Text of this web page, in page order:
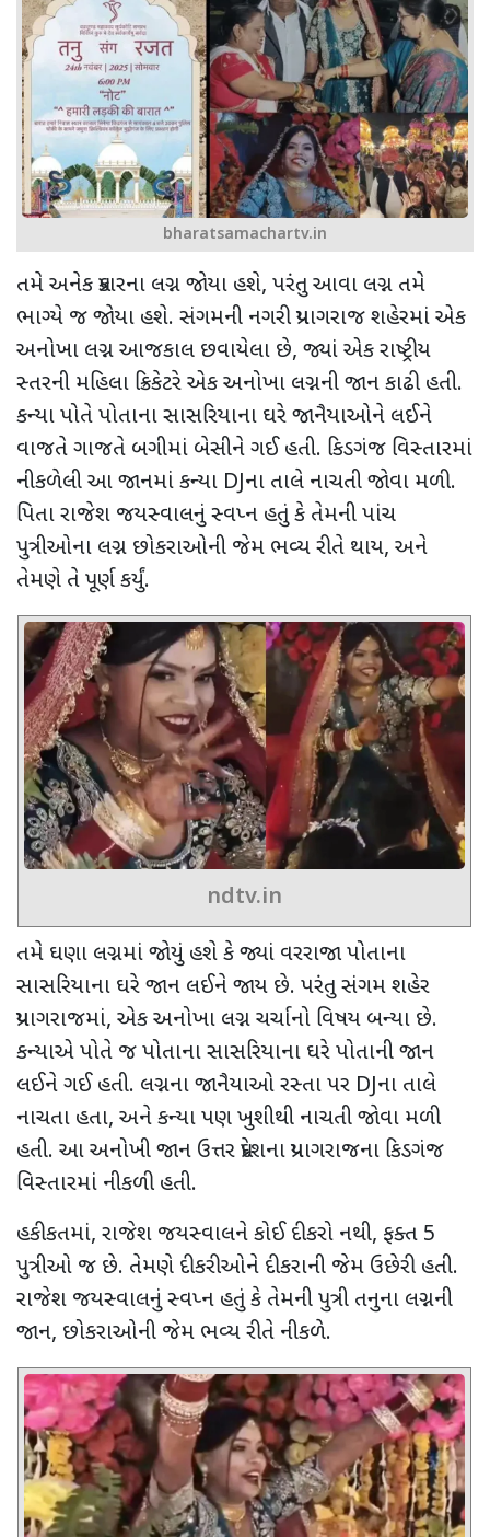
bharatsamachartv.in
તમે અનેક પ્રકારના લગ્ન જોયા હશે, પરંતુ આવા લગ્ન તમે
ભાગ્યે જ જોયા હશે. સંગમની નગરી પ્રયાગરાજ શહેરમાં એક
અનોખા લગ્ન આજકાલ છવાયેલા છે, જ્યાં એક રાષ્ટ્રીય
સ્તરની મહિલા ક્રિકેટરે એક અનોખા લગ્નની જાન કાઢી હતી.
કન્યા પોતે પોતાના સાસરિયાના ઘરે જાનૈયાઓને લઈને
વાજતે ગાજતે બગીમાં બેસીને ગઈ હતી. કિડગંજ વિસ્તારમાં
નીકળેલી આ જાનમાં કન્યા DJના તાલે નાચતી જોવા મળી.
પિતા રાજેશ જયસ્વાલનું સ્વપ્ન હતું કે તેમની પાંચ
પુત્રીઓના લગ્ન છોકરાઓની જેમ ભવ્ય રીતે થાય, અને
તેમણે તે પૂર્ણ કર્યું.
ndtv.in
તમે ઘણા લગ્નમાં જોયું હશે કે જ્યાં વરરાજા પોતાના
સાસરિયાના ઘરે જાન લઈને જાય છે. પરંતુ સંગમ શહેર
પ્રયાગરાજમાં, એક અનોખા લગ્ન ચર્ચાનો વિષય બન્યા છે.
કન્યાએ પોતે જ પોતાના સાસરિયાના ઘરે પોતાની જાન
લઈને ગઈ હતી. લગ્નના જાનૈયાઓ રસ્તા પર DJના તાલે
નાચતા હતા, અને કન્યા પણ ખુશીથી નાચતી જોવા મળી
હતી. આ અનોખી જાન ઉત્તર પ્રદેશના પ્રયાગરાજના કિડગંજ
વિસ્તારમાં નીકળી હતી.
હકીકતમાં, રાજેશ જયસ્વાલને કોઈ દીકરો નથી, ફક્ત 5
પુત્રીઓ જ છે. તેમણે દીકરીઓને દીકરાની જેમ ઉછેરી હતી.
રાજેશ જયસ્વાલનું સ્વપ્ન હતું કે તેમની પુત્રી તનુના લગ્નની
જાન, છોકરાઓની જેમ ભવ્ય રીતે નીકળે.